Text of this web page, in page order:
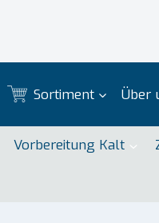
Sortiment Über
Vorbereitung Kalt